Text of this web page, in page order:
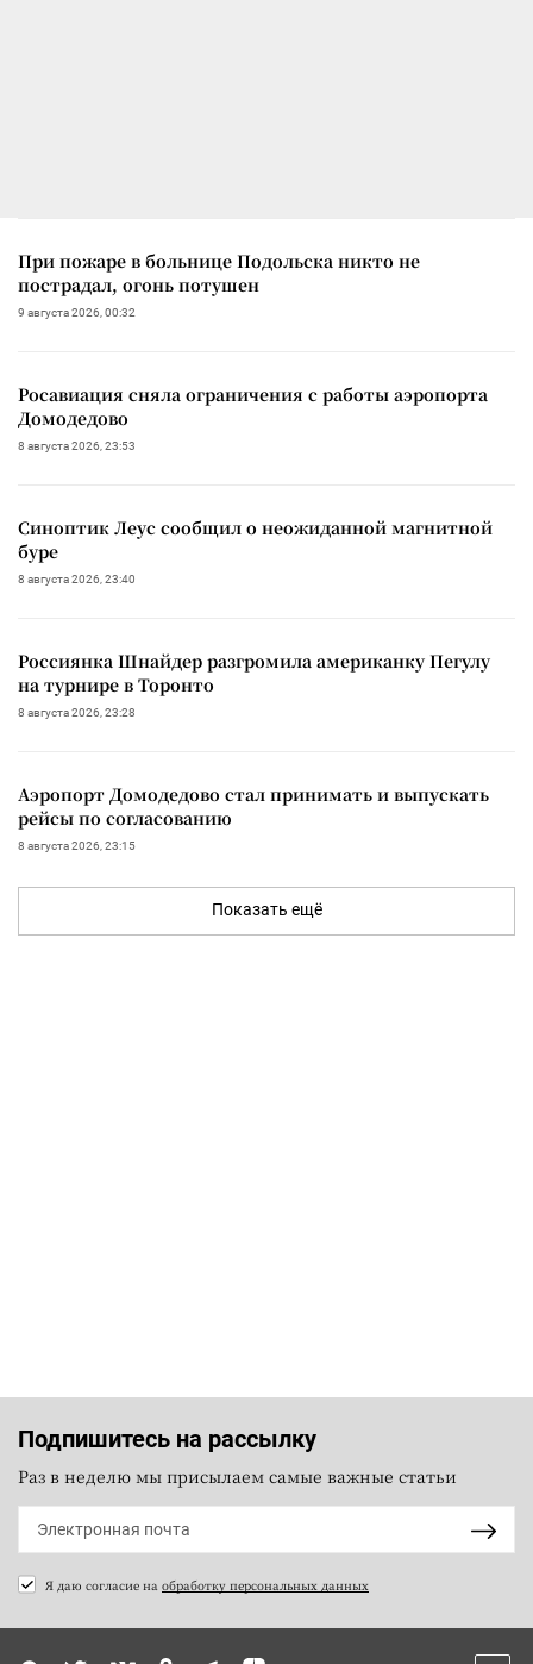
При пожаре в больнице Подольска никто не
пострадал, огонь потушен
9 августа 2026, 00:32
Росавиация сняла ограничения с работы аэропорта
Домодедово
8 августа 2026, 23:53
Синоптик Леус сообщил о неожиданной магнитной
буре
8 августа 2026, 23:40
Россиянка Шнайдер разгромила американку Пегулу
на турнире в Торонто
8 августа 2026, 23:28
Аэропорт Домодедово стал принимать и выпускать
рейсы по согласованию
8 августа 2026, 23:15
Показать ещё
Подпишитесь на рассылку
Раз в неделю мы присылаем самые важные статьи
Я даю согласие на обработку персональных данных